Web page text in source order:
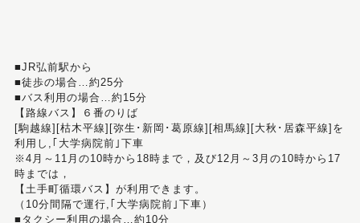
■JR弘前駅から
■徒歩の場合…約25分
■バス利用の場合…約15分
【路線バス】６番のりば
[駒越線][枯木平線][弥生･新岡･葛原線][相馬線][大秋･居森平線]を
利用し,｢大学病院前｣下車
※4月～11月の10時から18時まで，及び12月～3月の10時から17
時までは，
【土手町循環バス】が利用できます。
（10分間隔で運行,｢大学病院前｣下車）
■タクシー利用の場合…約10分